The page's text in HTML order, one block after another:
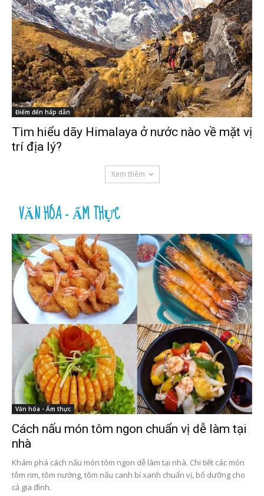
Điểm đến hấp dẫn
Tìm hiểu dãy Himalaya ở nước nào về mặt vị
trí địa lý?
Xem thêm
VĂN HÓA - ẨM THỰC
Văn hóa - Ẩm thực
Cách nấu món tôm ngon chuẩn vị dễ làm tại
nhà
Khám phá cách nấu món tôm ngon dễ làm tại nhà. Chi tiết các món
tôm rim, tôm nướng, tôm nấu canh bí xanh chuẩn vị, bổ dưỡng cho
cả gia đình.